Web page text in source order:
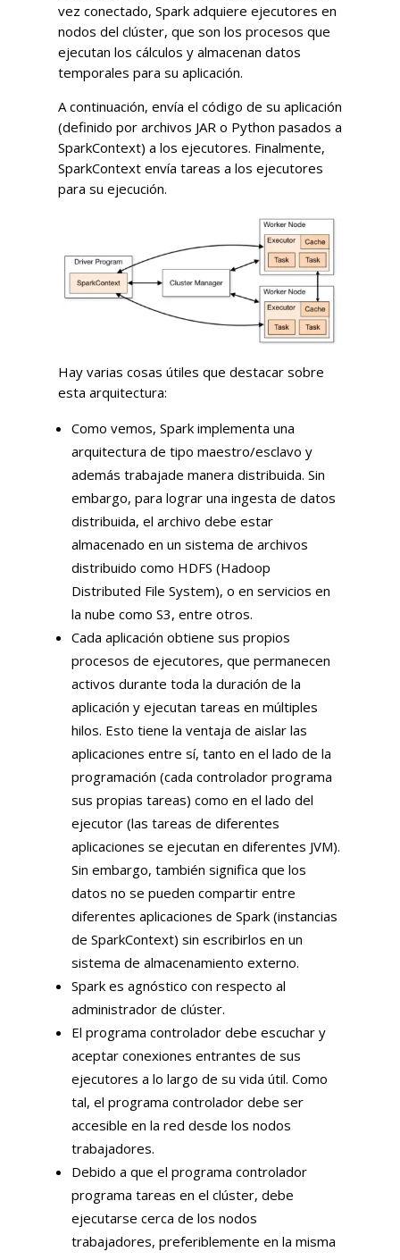
vez conectado, Spark adquiere ejecutores en
nodos del clúster, que son los procesos que
ejecutan los cálculos y almacenan datos
temporales para su aplicación.
A continuación, envía el código de su aplicación
(definido por archivos JAR o Python pasados a
SparkContext) a los ejecutores. Finalmente,
SparkContext envía tareas a los ejecutores
para su ejecución.
Hay varias cosas útiles que destacar sobre
esta arquitectura:
Como vemos, Spark implementa una
arquitectura de tipo maestro/esclavo y
además trabajade manera distribuida. Sin
embargo, para lograr una ingesta de datos
distribuida, el archivo debe estar
almacenado en un sistema de archivos
distribuido como HDFS (Hadoop
Distributed File System), o en servicios en
la nube como S3, entre otros.
Cada aplicación obtiene sus propios
procesos de ejecutores, que permanecen
activos durante toda la duración de la
aplicación y ejecutan tareas en múltiples
hilos. Esto tiene la ventaja de aislar las
aplicaciones entre sí, tanto en el lado de la
programación (cada controlador programa
sus propias tareas) como en el lado del
ejecutor (las tareas de diferentes
aplicaciones se ejecutan en diferentes JVM).
Sin embargo, también significa que los
datos no se pueden compartir entre
diferentes aplicaciones de Spark (instancias
de SparkContext) sin escribirlos en un
sistema de almacenamiento externo.
Spark es agnóstico con respecto al
administrador de clúster.
El programa controlador debe escuchar y
aceptar conexiones entrantes de sus
ejecutores a lo largo de su vida útil. Como
tal, el programa controlador debe ser
accesible en la red desde los nodos
trabajadores.
Debido a que el programa controlador
programa tareas en el clúster, debe
ejecutarse cerca de los nodos
trabajadores, preferiblemente en la misma